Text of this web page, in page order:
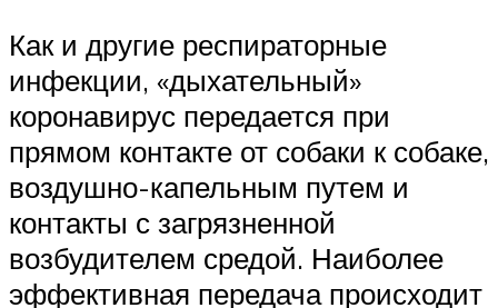
Как и другие респираторные
инфекции, «дыхательный»
коронавирус передается при
прямом контакте от собаки к собаке,
воздушно-капельным путем и
контакты с загрязненной
возбудителем средой. Наиболее
эффективная передача происходит